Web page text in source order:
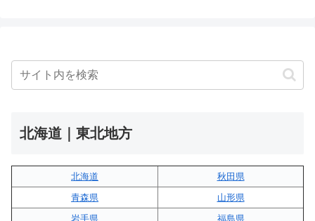
北海道｜東北地方
北海道
秋田県
青森県
山形県
岩手県
福島県